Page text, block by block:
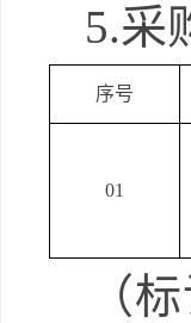
5.采
序号
01
（